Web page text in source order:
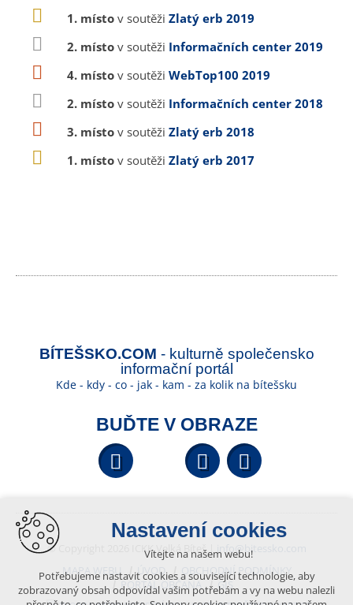
1. místo v soutěži Zlatý erb 2019
2. místo v soutěži Informačních center 2019
4. místo v soutěži WebTop100 2019
2. místo v soutěži Informačních center 2018
3. místo v soutěži Zlatý erb 2018
1. místo v soutěži Zlatý erb 2017
BÍTEŠSKO.COM - kulturně společensko
informační portál
Kde - kdy - co - jak - kam - za kolik na bítešsku
BUĎTE V OBRAZE
Facebook YouTube
© Copyright 2026 ICKK Velká Bíteš |
info@bitessko.com
MAPA WEBU
ÚVOD
OBCHODNÍ PODMÍNKY
PORTÁL OBČANA
GIS
Nastavení cookies
Vítejte na našem webu!
Potřebujeme nastavit cookies a související technologie, aby
zobrazovaný obsah odpovídal vašim potřebám a vy na webu nalezli